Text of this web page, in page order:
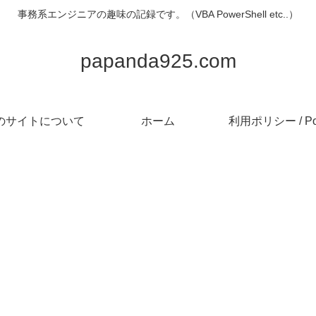
事務系エンジニアの趣味の記録です。（VBA PowerShell etc..）
papanda925.com
サイトについて ホーム 利用ポリシー /